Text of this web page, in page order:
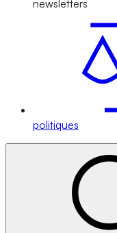
newsletters
politiques